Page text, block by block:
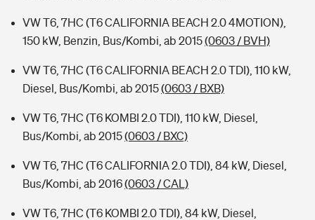
VW T6, 7HC (T6 CALIFORNIA BEACH 2.0 4MOTION),
150 kW, Benzin, Bus/Kombi, ab 2015(0603 / BVH)
VW T6, 7HC (T6 CALIFORNIA BEACH 2.0 TDI), 110 kW,
Diesel, Bus/Kombi, ab 2015(0603 / BXB)
VW T6, 7HC (T6 KOMBI 2.0 TDI), 110 kW, Diesel,
Bus/Kombi, ab 2015(0603 / BXC)
VW T6, 7HC (T6 CALIFORNIA 2.0 TDI), 84 kW, Diesel,
Bus/Kombi, ab 2016(0603 / CAL)
VW T6, 7HC (T6 KOMBI 2.0 TDI), 84 kW, Diesel,